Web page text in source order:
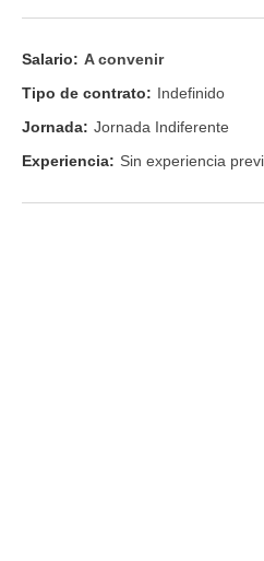
Salario: A convenir
Tipo de contrato: Indefinido
Jornada: Jornada Indiferente
Experiencia: Sin experiencia